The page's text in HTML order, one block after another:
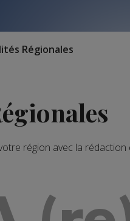
Régionales
région avec la